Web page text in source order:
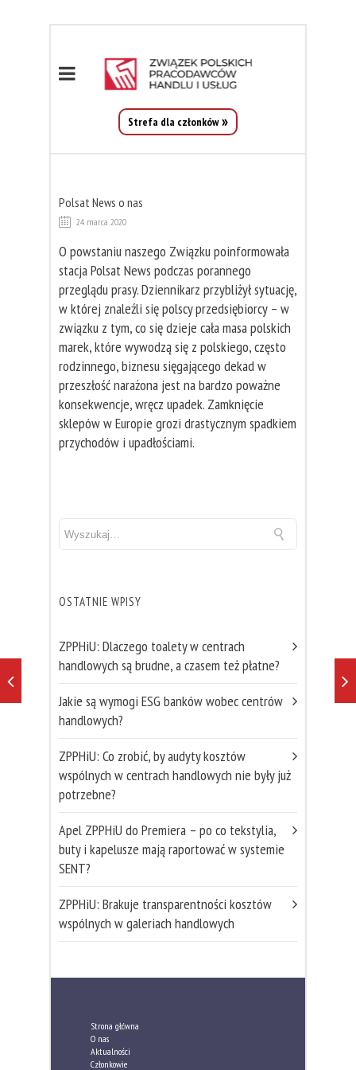
Strefa dla członków
Polsat News o nas
24 marca 2020
O powstaniu naszego Związku poinformowała
stacja Polsat News podczas porannego
przeglądu prasy. Dziennikarz przybliżył sytuację,
w której znaleźli się polscy przedsiębiorcy – w
związku z tym, co się dzieje cała masa polskich
marek, które wywodzą się z polskiego, często
rodzinnego, biznesu sięgającego dekad w
przeszłość narażona jest na bardzo poważne
konsekwencje, wręcz upadek. Zamknięcie
sklepów w Europie grozi drastycznym spadkiem
przychodów i upadłościami.
OSTATNIE WPISY
ZPPHiU: Dlaczego toalety w centrach
handlowych są brudne, a czasem też płatne?
Jakie są wymogi ESG banków wobec centrów
handlowych?
ZPPHiU: Co zrobić, by audyty kosztów
wspólnych w centrach handlowych nie były już
potrzebne?
Apel ZPPHiU do Premiera – po co tekstylia,
buty i kapelusze mają raportować w systemie
SENT?
ZPPHiU: Brakuje transparentności kosztów
wspólnych w galeriach handlowych
Strona główna
O nas
Aktualności
Członkowie